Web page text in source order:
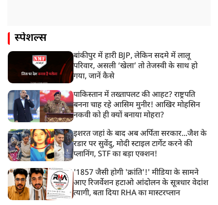
स्पेशल्स
बांकीपुर में हारी BJP, लेकिन सदमे में लालू
परिवार, असली ‘खेला’ तो तेजस्वी के साथ हो
गया, जानें कैसे
पाकिस्तान में तख्तापलट की आहट? राष्ट्रपति
बनना चाह रहे आसिम मुनीर! आखिर मोहसिन
नकवी को ही क्यों बनाया मोहरा?
इशरत जहां के बाद अब अर्पिता सरकार...जैश के
रडार पर सुवेंदु, मोदी स्टाइल टार्गेट करने की
प्लानिंग, STF का बड़ा एक्शन!
'1857 जैसी होगी 'क्रांति'!' मीडिया के सामने
आए रिजर्वेशन हटाओ आंदोलन के सूत्रधार वेदांश
त्यागी, बता दिया RHA का मास्टरप्लान